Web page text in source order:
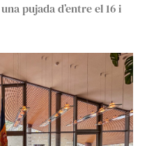
pujada d’entre el 16 i